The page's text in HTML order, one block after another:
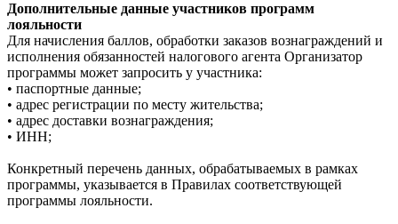
Дополнительные данные участников программ
лояльности
Для начисления баллов, обработки заказов вознаграждений и
исполнения обязанностей налогового агента Организатор
программы может запросить у участника:
• паспортные данные;
• адрес регистрации по месту жительства;
• адрес доставки вознаграждения;
• ИНН;
Конкретный перечень данных, обрабатываемых в рамках
программы, указывается в Правилах соответствующей
программы лояльности.